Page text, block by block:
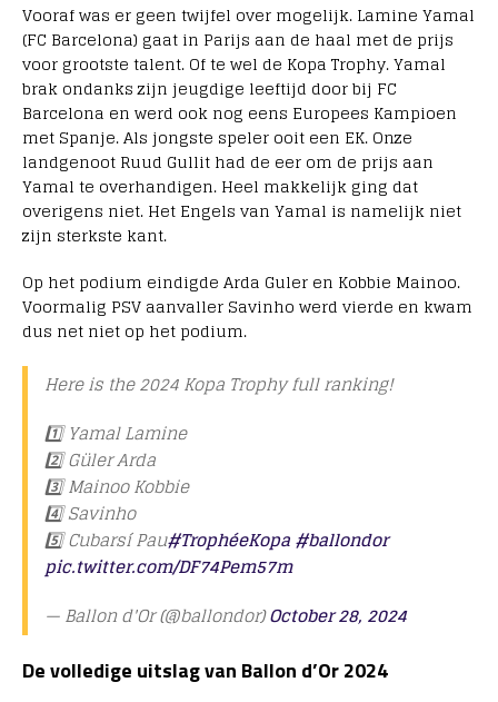
Vooraf was er geen twijfel over mogelijk. Lamine Yamal
(FC Barcelona) gaat in Parijs aan de haal met de prijs
voor grootste talent. Of te wel de Kopa Trophy. Yamal
brak ondanks zijn jeugdige leeftijd door bij FC
Barcelona en werd ook nog eens Europees Kampioen
met Spanje. Als jongste speler ooit een EK. Onze
landgenoot Ruud Gullit had de eer om de prijs aan
Yamal te overhandigen. Heel makkelijk ging dat
overigens niet. Het Engels van Yamal is namelijk niet
zijn sterkste kant.
Op het podium eindigde Arda Guler en Kobbie Mainoo.
Voormalig PSV aanvaller Savinho werd vierde en kwam
dus net niet op het podium.
Here is the 2024 Kopa Trophy full ranking!
1️⃣ Yamal Lamine
2️⃣ Güler Arda
3️⃣ Mainoo Kobbie
4️⃣ Savinho
5️⃣ Cubarsí Pau#TrophéeKopa#ballondor
pic.twitter.com/DF74Pem57m
— Ballon d'Or (@ballondor)October 28, 2024
De volledige uitslag van Ballon d’Or 2024